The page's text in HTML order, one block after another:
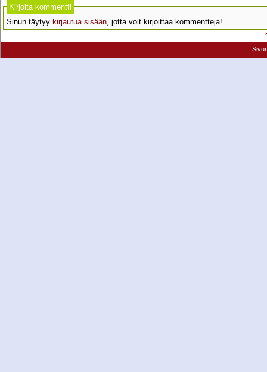
Kirjoita kommentti
Sinun täytyy kirjautua sisään, jotta voit kirjoittaa kommentteja!